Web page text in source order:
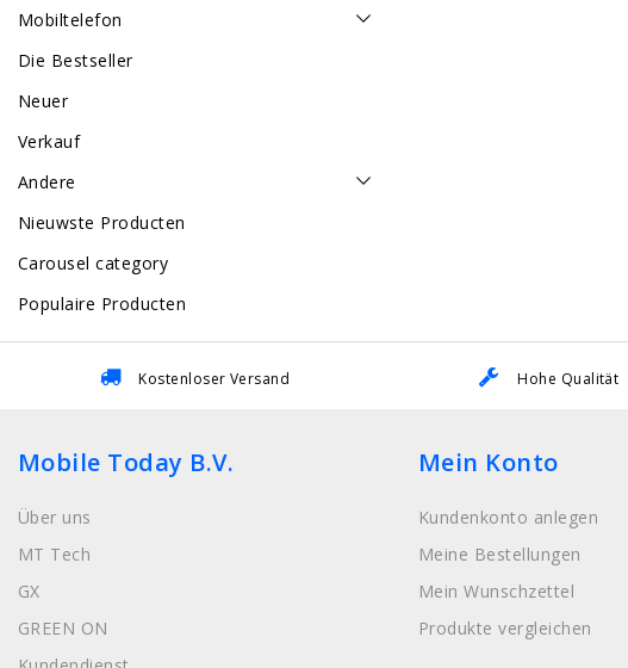
Mobiltelefon
Die Bestseller
Neuer
Verkauf
Andere
Nieuwste Producten
Carousel category
Populaire Producten
Kostenloser Versand Hohe Qualität
Mobile Today B.V.
Über uns
MT Tech
GX
GREEN ON
Mein Konto
Kundenkonto anlegen
Meine Bestellungen
Mein Wunschzettel
Produkte vergleichen